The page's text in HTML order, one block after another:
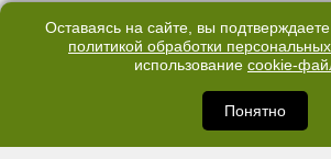
©2007—2025 66.RU. Воспроизведение, сообщение,
правообладателя запрещено. Сетевое издание
Екатеринбурга — «66.ru» (18+) зарегистрировано
надзору в сфере связи, информационных технологий
(Роскомнадзор). Регистрационный номер ЭЛ № ФС 77 -
Оставаясь на сайте, вы
политикой обработки
использование cookie-
Понятно